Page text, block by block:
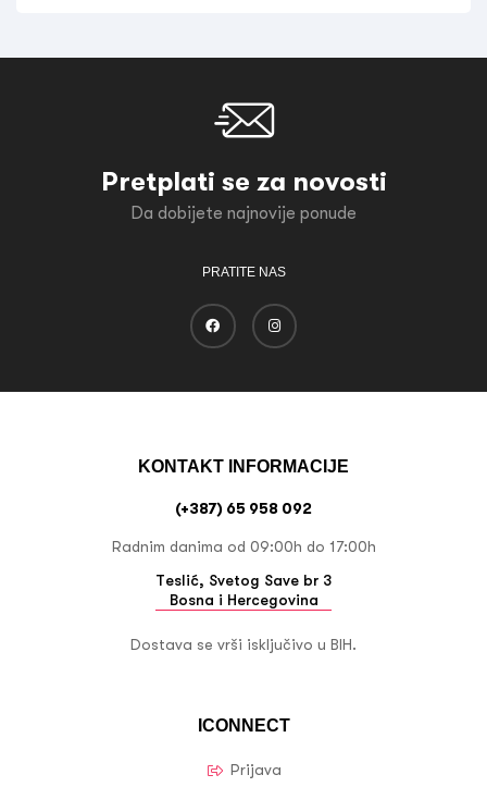
Pretplati se za novosti
Da dobijete najnovije ponude
PRATITE NAS
ICONNECT
Prijava
KONTAKT INFORMACIJE
(+387) 65 958 092
Radnim danima od 09:00h do 17:00h
Teslić, Svetog Save br 3
Bosna i Hercegovina
Dostava se vrši isključivo u BIH.